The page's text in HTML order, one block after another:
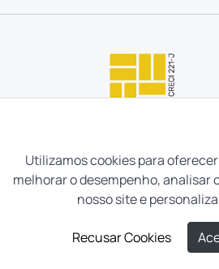
Neves e Filhos Administração e
Utilizamos cookies para
melhorar o desempenho, analisar
nosso site e
Recusar Cookies